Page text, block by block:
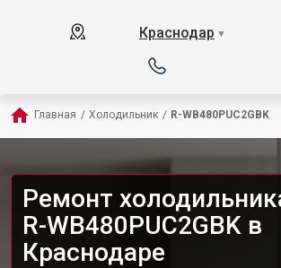
Краснодар ▼
Главная / Холодильник / R-WB480PUC2GBK
Ремонт
R-WB480PUC2GBK в
Краснодаре